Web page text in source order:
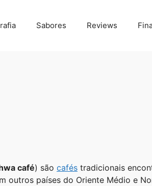
Sabores Reviews
café) são cafés tradicionais
outros países do Oriente Médio e